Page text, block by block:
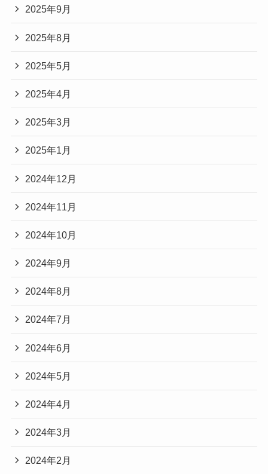
2025年9月
2025年8月
2025年5月
2025年4月
2025年3月
2025年1月
2024年12月
2024年11月
2024年10月
2024年9月
2024年8月
2024年7月
2024年6月
2024年5月
2024年4月
2024年3月
2024年2月